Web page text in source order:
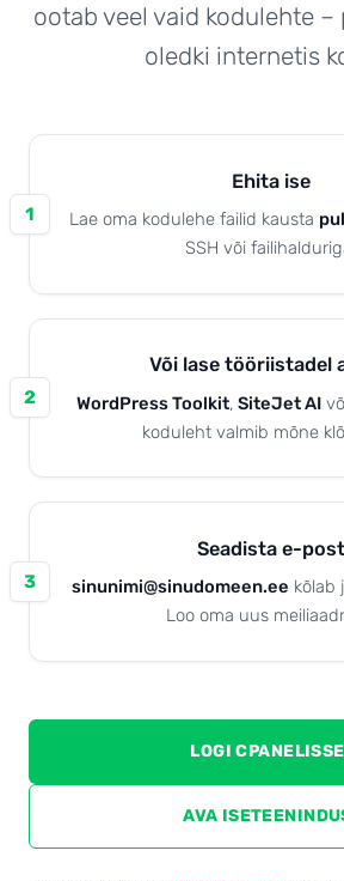
ootab veel vaid kodulehte –
oledki internetis
1
Ehita ise
Lae oma kodulehe failid kausta
SSH või
2
Või lase tööriistadel
WordPress Toolkit,SiteJet AI
koduleht valmib mõne
3
Seadista e-post
sinunimi@sinudomeen.ee kõlab
Loo oma uus
LOGI CPANELISSE
AVA